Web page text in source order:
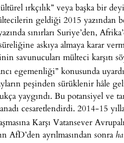
ırkçılık” veya başka bir
geldiği 2015 yazından
sınırları Suriye’den,
askıya almaya karar
savunucuları mülteci karşıtı
egemenliği” konusunda
peşinden sürüklenir hâle
yaygındı. Bu potansiyel ve
cesaretlendirdi. 2014-15
Karşı Vatansever
AfD’den ayrılmasından sonra